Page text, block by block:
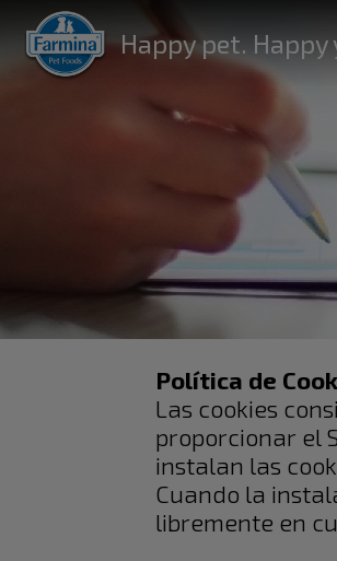
Happy pet. Happy
Política de
Las cookies
proporcionar el
instalan las
Cuando la
libremente en